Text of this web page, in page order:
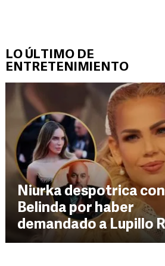
LO ÚLTIMO DE
ENTRETENIMIENTO
Niurka despotrica
Belinda por haber
demandado a Lupillo